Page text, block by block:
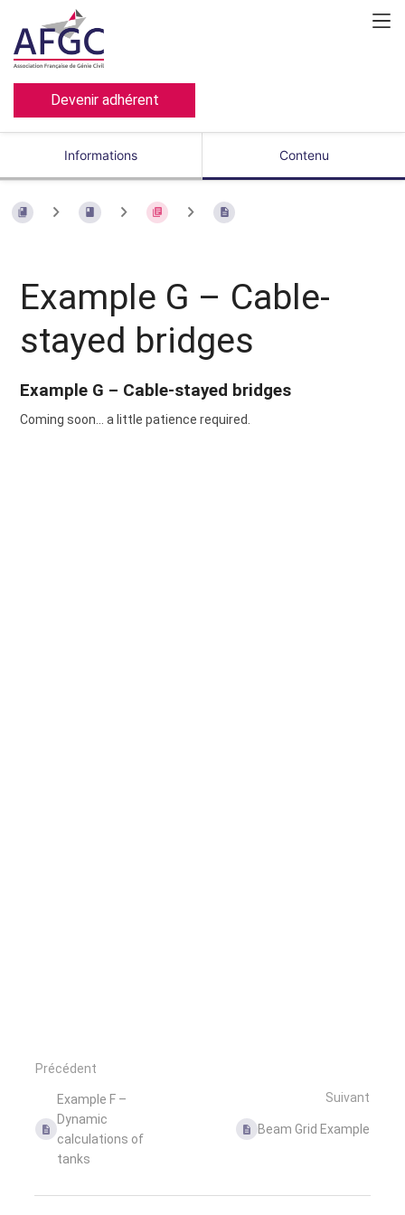
Devenir adhérent
Informations Contenu
Example G – Cable-
stayed bridges
Example G – Cable-stayed bridges
Coming soon... a little patience required.
Précédent
Example F –
Dynamic
calculations of
tanks
Suivant
Beam Grid Example